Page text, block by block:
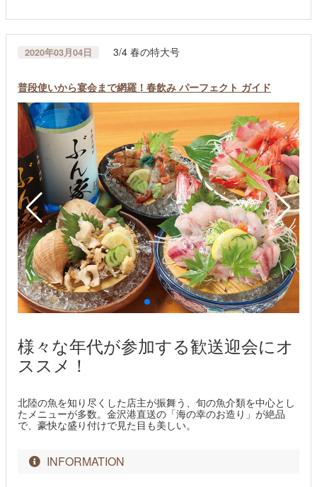
2020年03月04日 3/4 春の特大号
普段使いから宴会まで網羅！春飲み パーフェクト ガイド
様々な年代が参加する歓送迎会にオ
ススメ！
北陸の魚を知り尽くした店主が振舞う、旬の魚介類を中心とし
たメニューが多数。金沢港直送の「海の幸のお造り」が絶品
で、豪快な盛り付けで見た目も美しい。
INFORMATION